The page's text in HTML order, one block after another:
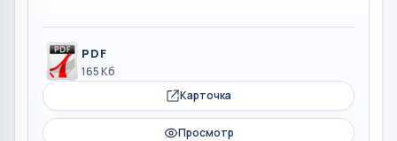
PDF
165 Кб
Карточка
Просмотр